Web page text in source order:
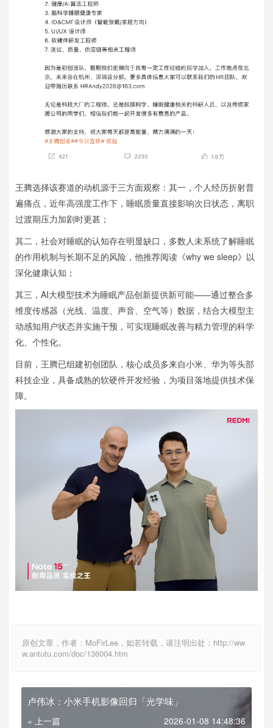
王腾选择该赛道的动机源于三方面观察：其一，个人经历折射普
遍痛点，近年高强度工作下，睡眠质量直接影响次日状态，离职
过渡期压力加剧时更甚；
其二，社会对睡眠的认知存在明显缺口，多数人未系统了解睡眠
的作用机制与长期不足的风险，他推荐阅读《why we sleep》以
深化健康认知；
其三，AI大模型技术为睡眠产品创新提供新可能——通过整合多
维度传感器（光线、温度、声音、空气等）数据，结合大模型主
动感知用户状态并实施干预，可实现睡眠改善与精力管理的科学
化、个性化。
目前，王腾已组建初创团队，核心成员多来自小米、华为等头部
科技企业，具备成熟的软硬件开发经验，为项目落地提供技术保
障。
原创文章，作者：MoFirLee，如若转载，请注明出处：http://ww
w.antutu.com/doc/136004.htm
卢伟冰：小米手机影像回归「光学味」
« 上一篇 2026-01-08 14:48:36